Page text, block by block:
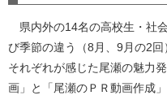
県内外の14名の高校生・社
び季節の違う（8月、9月の2回
それぞれが感じた尾瀬の魅力
画」と「尾瀬のＰＲ動画作成